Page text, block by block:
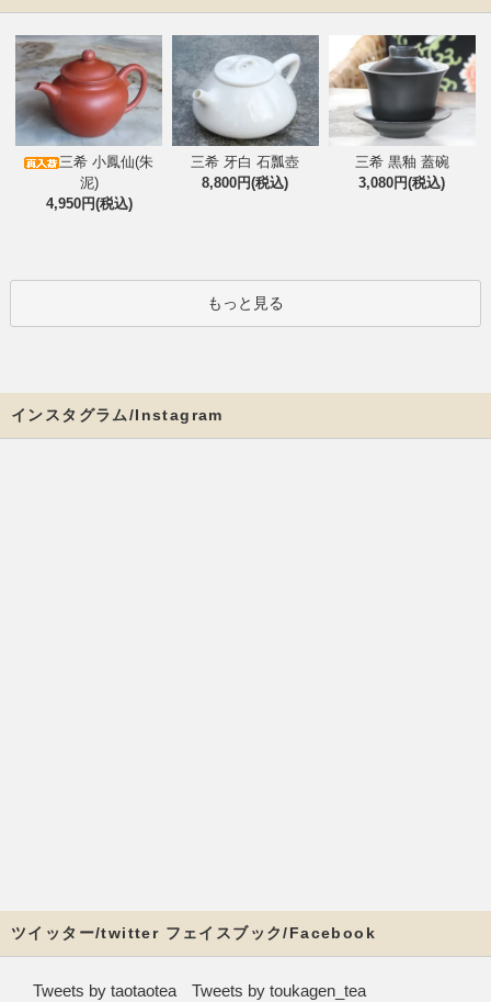
三希 小鳳仙(朱
泥)
4,950円(税込)
三希 牙白 石瓢壺
8,800円(税込)
三希 黒釉 蓋碗
3,080円(税込)
もっと見る
インスタグラム/Instagram
ツイッター/twitter フェイスブック/Facebook
Tweets by taotaotea Tweets by toukagen_tea